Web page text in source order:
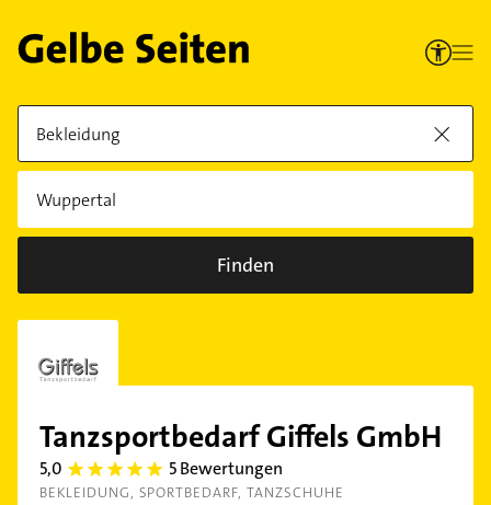
Finden
Tanzsportbedarf Giffels GmbH
5,0 5.0 5 Bewertungen
BEKLEIDUNG SPORTBEDARF TANZSCHUHE